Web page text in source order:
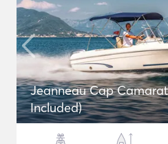
Jeanneau Cap
Included)